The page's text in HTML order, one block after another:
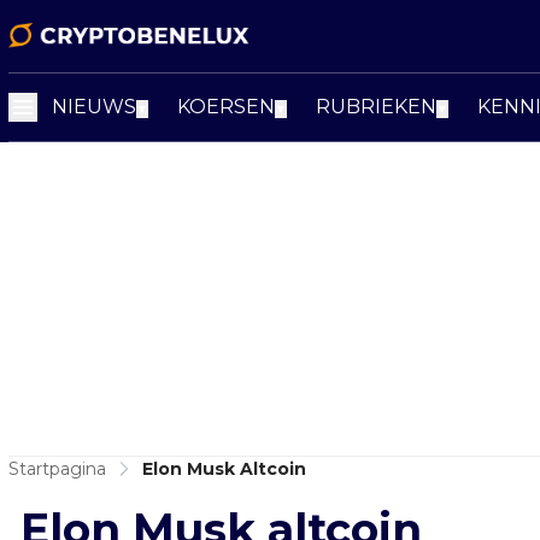
NIEUWS KOERSEN RUBRIEKEN
Startpagina Elon Musk Altcoin
Elon Musk altcoin